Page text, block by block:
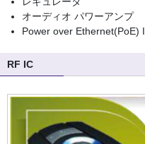
オーディオ パワーアンプ
Power over Ethernet(PoE)
RF IC